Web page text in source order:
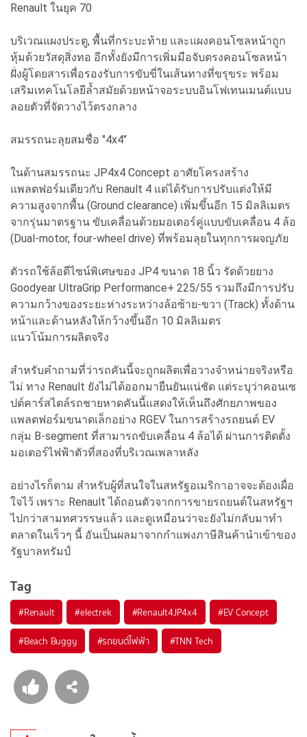
Renault ในยุค 70
บริเวณแผงประตู, พื้นที่กระบะท้าย และแผงคอนโซลหน้าถูก
หุ้มด้วยวัสดุสิ่งทอ อีกทั้งยังมีการเพิ่มมือจับตรงคอนโซลหน้า
ฝั่งผู้โดยสารเพื่อรองรับการขับขี่ในเส้นทางที่ขรุขระ พร้อม
เสริมเทคโนโลยีล้ำสมัยด้วยหน้าจอระบบอินโฟเทนเมนต์แบบ
ลอยตัวที่จัดวางไว้ตรงกลาง
สมรรถนะลุยสมชื่อ "4x4"
ในด้านสมรรถนะ JP4x4 Concept อาศัยโครงสร้าง
แพลตฟอร์มเดียวกับ Renault 4 แต่ได้รับการปรับแต่งให้มี
ความสูงจากพื้น (Ground clearance) เพิ่มขึ้นอีก 15 มิลลิเมตร
จากรุ่นมาตรฐาน ขับเคลื่อนด้วยมอเตอร์คู่แบบขับเคลื่อน 4 ล้อ
(Dual-motor, four-wheel drive) ที่พร้อมลุยในทุกการผจญภัย
ตัวรถใช้ล้อดีไซน์พิเศษของ JP4 ขนาด 18 นิ้ว รัดด้วยยาง
Goodyear UltraGrip Performance+ 225/55 รวมถึงมีการปรับ
ความกว้างของระยะห่างระหว่างล้อซ้าย-ขวา (Track) ทั้งด้าน
หน้าและด้านหลังให้กว้างขึ้นอีก 10 มิลลิเมตร
แนวโน้มการผลิตจริง
สำหรับคำถามที่ว่ารถคันนี้จะถูกผลิตเพื่อวางจำหน่ายจริงหรือ
ไม่ ทาง Renault ยังไม่ได้ออกมายืนยันแน่ชัด แต่ระบุว่าคอนเซ
ปต์คาร์สไตล์รถชายหาดคันนี้แสดงให้เห็นถึงศักยภาพของ
แพลตฟอร์มขนาดเล็กอย่าง RGEV ในการสร้างรถยนต์ EV
กลุ่ม B-segment ที่สามารถขับเคลื่อน 4 ล้อได้ ผ่านการติดตั้ง
มอเตอร์ไฟฟ้าตัวที่สองที่บริเวณเพลาหลัง
อย่างไรก็ตาม สำหรับผู้ที่สนใจในสหรัฐอเมริกาอาจจะต้องเผื่อ
ใจไว้ เพราะ Renault ได้ถอนตัวจากการขายรถยนต์ในสหรัฐฯ
ไปกว่าสามทศวรรษแล้ว และดูเหมือนว่าจะยังไม่กลับมาทำ
ตลาดในเร็วๆ นี้ อันเป็นผลมาจากกำแพงภาษีสินค้านำเข้าของ
รัฐบาลทรัมป์
Tag
#Renault #electrek #Renault4JP4x4 #EV Concept
#Beach Buggy #รถยนต์ไฟฟ้า #TNN Tech